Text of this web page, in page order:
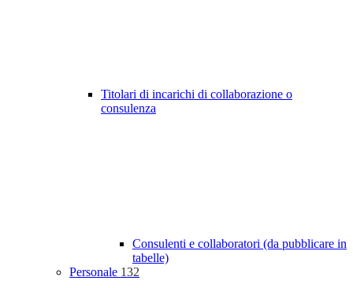
Titolari di incarichi di collaborazione o
consulenza
Consulenti e collaboratori (da pubblicare in
tabelle)
Personale 132